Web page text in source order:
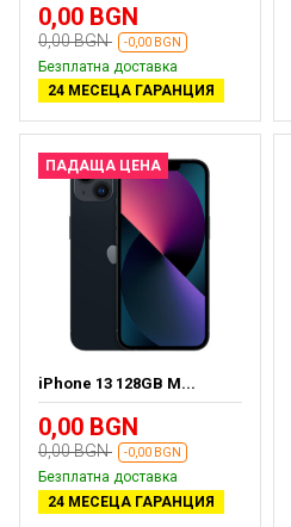
0,00 BGN
0,00 BGN -0,00 BGN
Безплатна доставка
24 МЕСЕЦА ГАРАНЦИЯ
ПАДАЩА ЦЕНА
iPhone 13 128GB M...
0,00 BGN
0,00 BGN -0,00 BGN
Безплатна доставка
24 МЕСЕЦА ГАРАНЦИЯ